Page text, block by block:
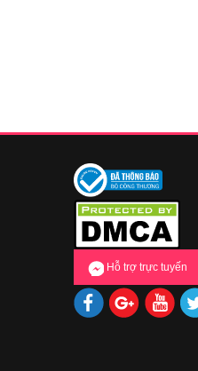
Hỗ trợ trực tuyến